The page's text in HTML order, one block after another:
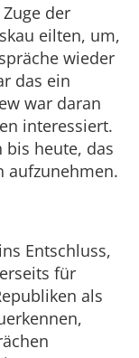
der
eilten, um,
wieder
das ein
war daran
interessiert.
bis heute, das
aufzunehmen.
Entschluss,
für
als